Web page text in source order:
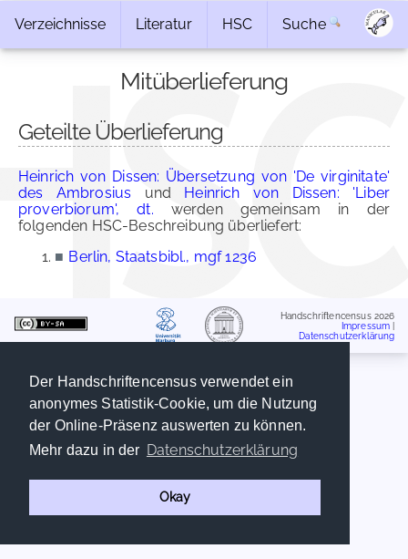
Der Handschriftencensus verwendet ein
anonymes Statistik-Cookie, um die Nutzung
der Online-Präsenz auswerten zu können.
Mehr dazu in der Datenschutzerklärung
Okay
Verzeichnisse Literatur HSC Suche
Mitüberlieferung
Geteilte Überlieferung
Heinrich von Dissen: Übersetzung von 'De virginitate'
des Ambrosius und Heinrich von Dissen: 'Liber
proverbiorum', dt. werden gemeinsam in der
folgenden HSC-Beschreibung überliefert:
■ Berlin, Staatsbibl., mgf 1236
Handschriftencensus 2026
Impressum
Datenschutzerklärung